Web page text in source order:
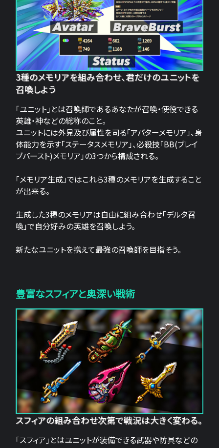
3種のメモリアを組み合わせ、君だけのユニットを
召喚しよう
「ユニット」とは召喚師であるあなたが召喚・使役できる
英雄・神などの総称のこと。
ユニットには外見及び属性を司る「アバターメモリア」、身
体能力を示す「ステータスメモリア」、必殺技「BB(ブレイ
ブバースト)メモリア」の3つから構成される。
「メモリア生成」ではこれら3種のメモリアを生成すること
が出来る。
生成した3種のメモリアは自由に組み合わせ「デルタ召
喚」で自分好みの英雄を召喚しよう。
新たなユニットを携えて最強の召喚師を目指そう。
豊富なスフィアと奥深い戦術
スフィアの組み合わせ次第で戦況は大きく変わる。
「スフィア」とはユニットが装備できる武器や防具などの